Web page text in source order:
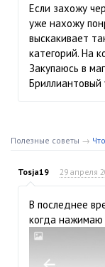
Если захожу
уже нахожу
выскакивает
категорий. На
Закупаюсь в
Бриллиантовый
Полезные советы →
Tosja19 29 апреля
В последнее
когда нажимаю